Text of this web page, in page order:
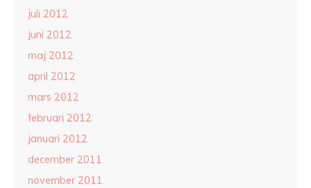
juli 2012
juni 2012
maj 2012
april 2012
mars 2012
februari 2012
januari 2012
december 2011
november 2011